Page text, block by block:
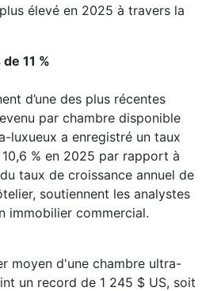
élevé en 2025 à travers la
11 %
d’une des plus récentes
par chambre disponible
luxueux a enregistré un taux
% en 2025 par rapport à
taux de croissance annuel de
soutiennent les analystes
immobilier commercial.
moyen d'une chambre ultra-
un record de 1 245 $ US, soit